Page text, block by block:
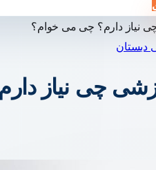
دبستان
چی نیاز